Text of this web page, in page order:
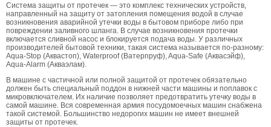
Система защиты от протечек — это комплекс технических устройств,
направленный на защиту от затопления помещения водой в случае
возникновения аварийной утечки воды в бытовом приборе либо при
повреждении заливного шланга. В случае возникновения протечки
включается сливной насос и блокируется подача воды. У различных
производителей бытовой техники, такая система называется по-разному:
Aqua-Stop (Аквастоп), Waterproof (Ватерпруф), Aqua-Safe (Аквасэйф),
Aqua-Alarm (Акваэлам).
В машине с частичной или полной защитой от протечек обязательно
должен быть специальный поддон в нижней части машины и поплавок с
микровключателем. Их наличие позволяет предотвратить утечку воды в
самой машине. Вся современная армия посудомоечных машин снабжена
такой системой. Большинство недорогих машин не имеет внешней
защиты от протечек.